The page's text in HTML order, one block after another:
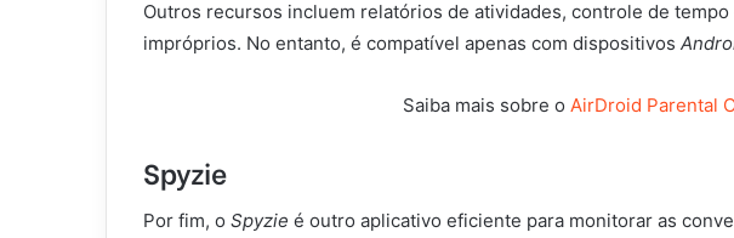
Outros recursos incluem relatórios de atividades, controle de
impróprios. No entanto, é compatível apenas com dispositivos
Saiba mais sobre o AirDroid Parental
Spyzie
Por fim, o Spyzie é outro aplicativo eficiente para monitorar as